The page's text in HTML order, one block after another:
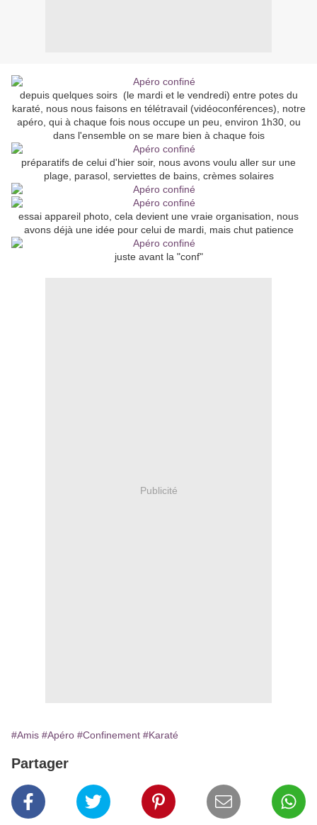
depuis quelques soirs (le mardi et le vendredi) entre potes du
karaté, nous nous faisons en télétravail (vidéoconférences), notre
apéro, qui à chaque fois nous occupe un peu, environ 1h30, ou
dans l'ensemble on se mare bien à chaque fois
préparatifs de celui d'hier soir, nous avons voulu aller sur une
plage, parasol, serviettes de bains, crèmes solaires
essai appareil photo, cela devient une vraie organisation, nous
avons déjà une idée pour celui de mardi, mais chut patience
juste avant la "conf"
Publicité
#Amis #Apéro #Confinement #Karaté
Partager